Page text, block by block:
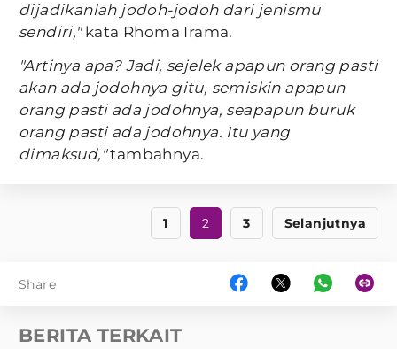
dijadikanlah jodoh-jodoh dari jenismu
sendiri," kata Rhoma Irama.
"Artinya apa? Jadi, sejelek apapun orang pasti
akan ada jodohnya gitu, semiskin apapun
orang pasti ada jodohnya, seapapun buruk
orang pasti ada jodohnya. Itu yang
dimaksud,"tambahnya.
1 2 3 Selanjutnya
Share
BERITA TERKAIT